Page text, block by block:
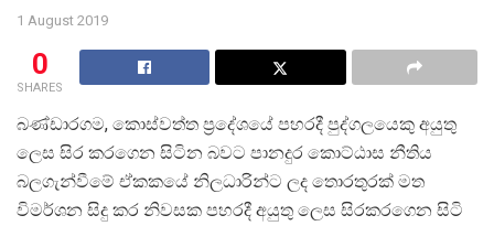
1 August 2019
0
SHARES
බණ්ඩාරගම, කොස්වත්ත ප්‍රදේශයේ පහරදී පුද්ගලයෙකු අයුතු
ලෙස සිර කරගෙන සිටින බවට පානදුර කොට්ඨාස නීතිය
බලගැන්වීමේ ඒකකයේ නිලධාරින්ට ලද තොරතුරක් මත
විමර්ශන සිදු කර නිවසක පහරදී අයුතු ලෙස සිරකරගෙන සිටි